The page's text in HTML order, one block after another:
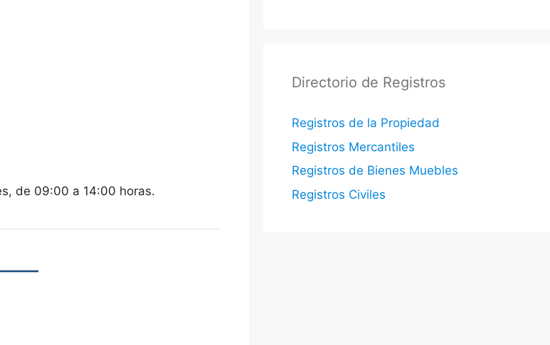
de 09:00 a 14:00 horas.
Directorio de Registros
Registros de la Propiedad
Registros Mercantiles
Registros de Bienes Muebles
Registros Civiles